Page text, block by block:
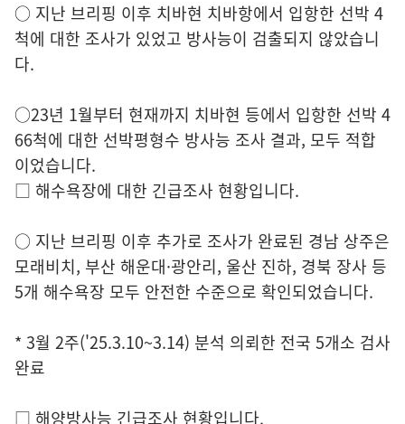
○ 지난 브리핑 이후 치바현 치바항에서 입항한 선박 4
척에 대한 조사가 있었고 방사능이 검출되지 않았습니
다.
○23년 1월부터 현재까지 치바현 등에서 입항한 선박 4
66척에 대한 선박평형수 방사능 조사 결과, 모두 적합
이었습니다.
□ 해수욕장에 대한 긴급조사 현황입니다.
○ 지난 브리핑 이후 추가로 조사가 완료된 경남 상주은
모래비치, 부산 해운대·광안리, 울산 진하, 경북 장사 등
5개 해수욕장 모두 안전한 수준으로 확인되었습니다.
* 3월 2주('25.3.10~3.14) 분석 의뢰한 전국 5개소 검사
완료
□ 해양방사능 긴급조사 현황입니다.